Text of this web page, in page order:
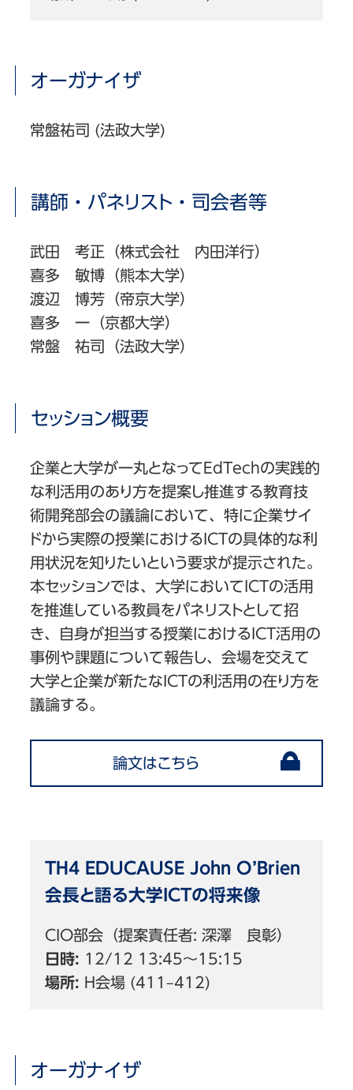
オーガナイザ
常盤祐司 (法政大学)
講師・パネリスト・司会者等
武田 考正（株式会社 内田洋行）
喜多 敏博（熊本大学）
渡辺 博芳（帝京大学）
喜多 一（京都大学）
常盤 祐司（法政大学）
セッション概要
企業と大学が一丸となってEdTechの実践的
な利活用のあり方を提案し推進する教育技
術開発部会の議論において、特に企業サイ
ドから実際の授業におけるICTの具体的な利
用状況を知りたいという要求が提示された。
本セッションでは、大学においてICTの活用
を推進している教員をパネリストとして招
き、自身が担当する授業におけるICT活用の
事例や課題について報告し、会場を交えて
大学と企業が新たなICTの利活用の在り方を
議論する。
論文はこちら
TH4 EDUCAUSE John O’Brien
会長と語る大学ICTの将来像
CIO部会（提案責任者: 深澤 良彰）
日時: 12/12 13:45〜15:15
場所: H会場 (411–412)
オーガナイザ